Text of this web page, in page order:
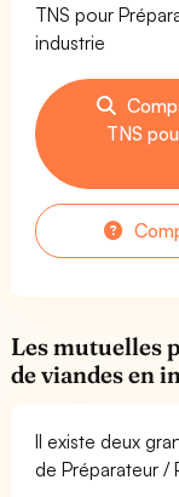
TNS pour
industrie
TNS
Les mutuelles
de viandes en
Il existe deux
de Préparateur /